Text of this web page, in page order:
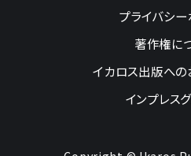
プライバシー
著作権に
イカロス出版へ
インプレス